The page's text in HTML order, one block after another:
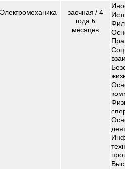
Электромеханика заочная / 4
года 6
месяцев